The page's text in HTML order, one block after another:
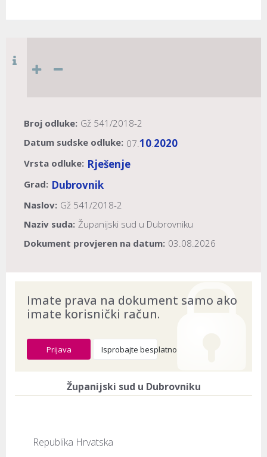
Broj odluke: Gž 541/2018-2
Datum sudske odluke: 07.10.2020
Vrsta odluke: Rješenje
Grad: Dubrovnik
Naslov: Gž 541/2018-2
Naziv suda: Županijski sud u Dubrovniku
Dokument provjeren na datum: 03.08.2026
Imate prava na dokument samo ako
imate korisnički račun.
Prijava Isprobajte besplatno
Županijski sud u Dubrovniku
Republika Hrvatska